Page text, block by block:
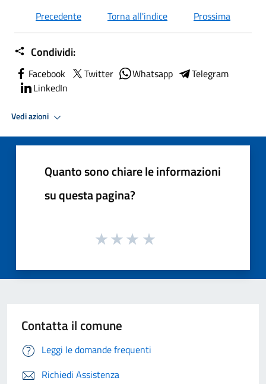
Precedente
Torna all'indice Prossima
Condividi:
Facebook Twitter Whatsapp
Telegram
LinkedIn
Vedi azioni
Quanto sono chiare le informazioni
su questa pagina?
Contatta il comune
Leggi le domande frequenti
Richiedi Assistenza